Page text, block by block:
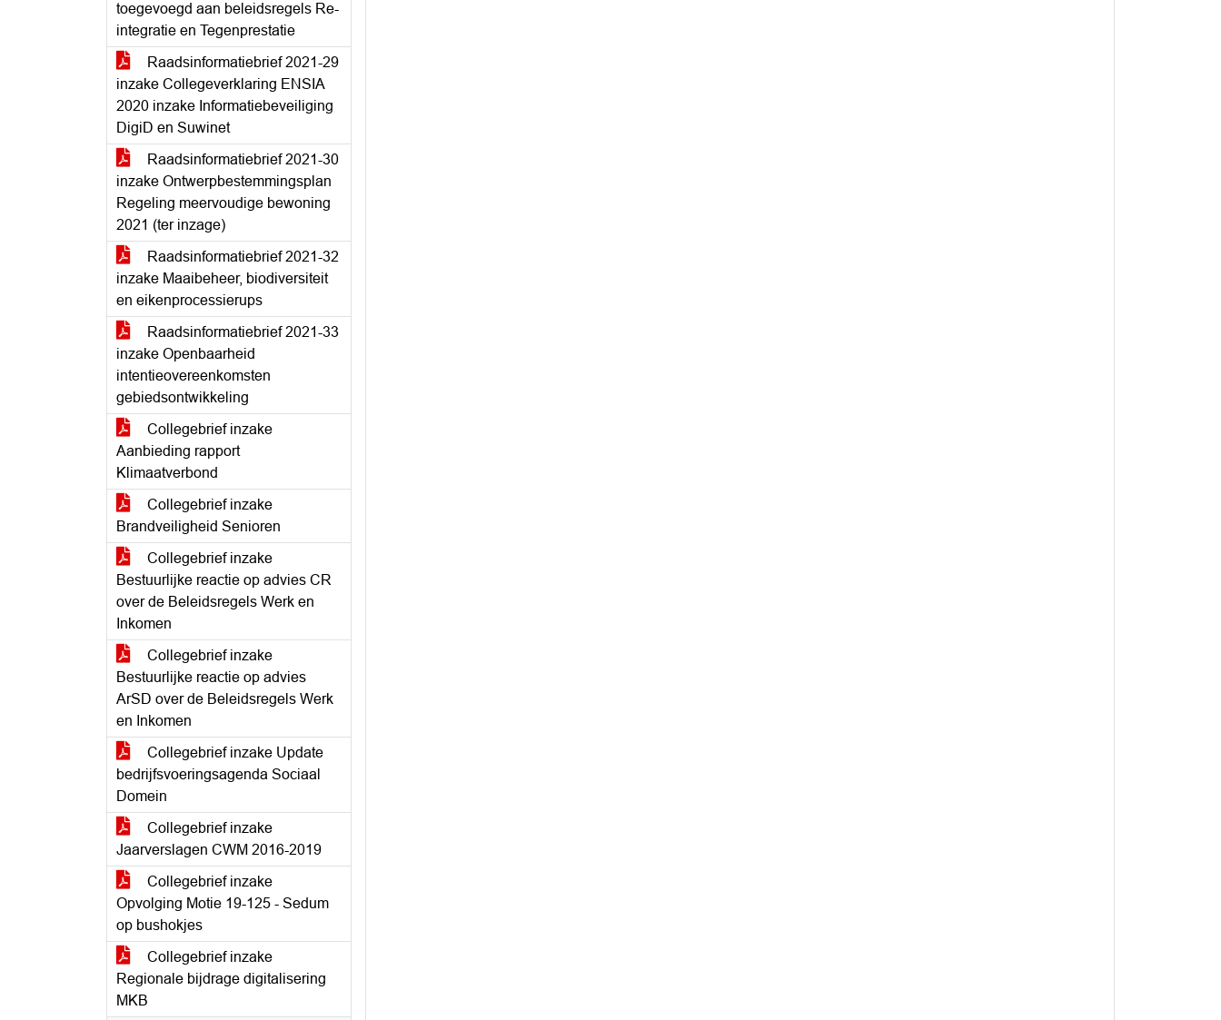
toegevoegd aan beleidsregels Re-
integratie en Tegenprestatie
Raadsinformatiebrief 2021-29
inzake Collegeverklaring ENSIA
2020 inzake Informatiebeveiliging
DigiD en Suwinet
Raadsinformatiebrief 2021-30
inzake Ontwerpbestemmingsplan
Regeling meervoudige bewoning
2021 (ter inzage)
Raadsinformatiebrief 2021-32
inzake Maaibeheer, biodiversiteit
en eikenprocessierups
Raadsinformatiebrief 2021-33
inzake Openbaarheid
intentieovereenkomsten
gebiedsontwikkeling
Collegebrief inzake
Aanbieding rapport
Klimaatverbond
Collegebrief inzake
Brandveiligheid Senioren
Collegebrief inzake
Bestuurlijke reactie op advies CR
over de Beleidsregels Werk en
Inkomen
Collegebrief inzake
Bestuurlijke reactie op advies
ArSD over de Beleidsregels Werk
en Inkomen
Collegebrief inzake Update
bedrijfsvoeringsagenda Sociaal
Domein
Collegebrief inzake
Jaarverslagen CWM 2016-2019
Collegebrief inzake
Opvolging Motie 19-125 - Sedum
op bushokjes
Collegebrief inzake
Regionale bijdrage digitalisering
MKB